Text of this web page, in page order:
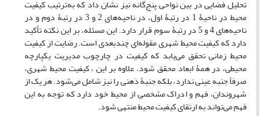
تحلیل فضایی در بین نواحی پنج‌گانه نیز نشان داد که به‌ترتیب کیفیت
محیط در ناحیۀ 1 در رتبۀ اول، در ناحیه‌های 2 و 3 در رتبۀ دوم و در
ناحیه‌های 4 و 5 در رتبۀ سوم قرار دارد. این مسئله، بر این نکته تأکید
دارد که کیفیت محیط شهری مقوله‌ای چندبعدی است. رضایت از کیفیت
محیط زمانی تحقق می‌یابد که کیفیت در چارچوب مدیریت یکپارچه
محیطی، در همۀ ابعاد محقق شود. علاوه بر این ، کیفیت محیط شهری،
صرفاً جنبه عینی ندارد، بلکه جنبۀ ذهنی را نیز شامل می‌شود. هر یک از
شهروندان، فهم و ادراک مشخصی از محیط خود دارد که توجه به این
فهم می‌تواند به ارتقای کیفیت محیط منتهی شود.